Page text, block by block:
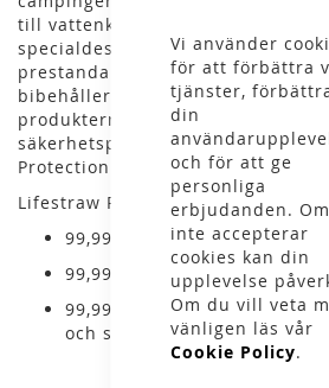
Vi använder
för att förbättra
tjänster,
din
och för att ge
personliga
erbjudanden.
inte accepterar
cookies kan din
upplevelse
Om du vill veta
vänligen läs vår
Cookie Policy.
till vattenkanten. Det
specialdesignade backwash-
prestanda mot sand och grumligt
bibehåller bra flöde över långa
produkterna testas noggrant för
säkerhetsprotokoll fastställda av
Protection Agency (EPA) och NSF
Lifestraw Peak skyddar mot:
99,999999% av bakterierna
99,999% av parasiterna
99,999% av mikroplaster,
och sediment